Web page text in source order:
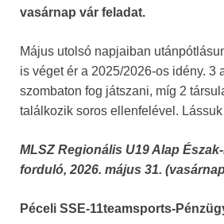
vasárnap vár feladat.
Május utolsó napjaiban
is véget ér a 2025/2026-os idény. 3
szombaton fog játszani, míg 2
találkozik soros ellenfelével.
MLSZ Regionális U19 Alap
forduló, 2026. május 31.
Péceli SSE-11teamsports-